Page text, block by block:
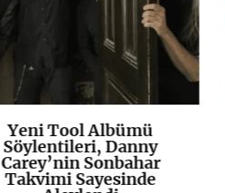
K+
Yeni Tool Albümü
Söylentileri, Danny
Carey’nin Sonbahar
Takvimi Sayesinde